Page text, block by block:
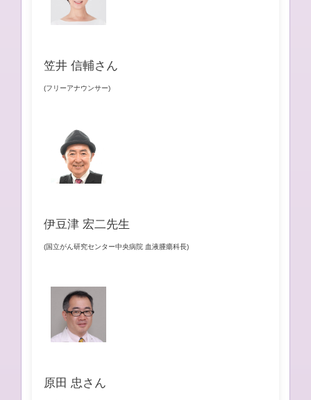
笠井 信輔さん
(フリーアナウンサー)
伊豆津 宏二先生
(国立がん研究センター中央病院 血液腫瘍科長)
原田 忠さん